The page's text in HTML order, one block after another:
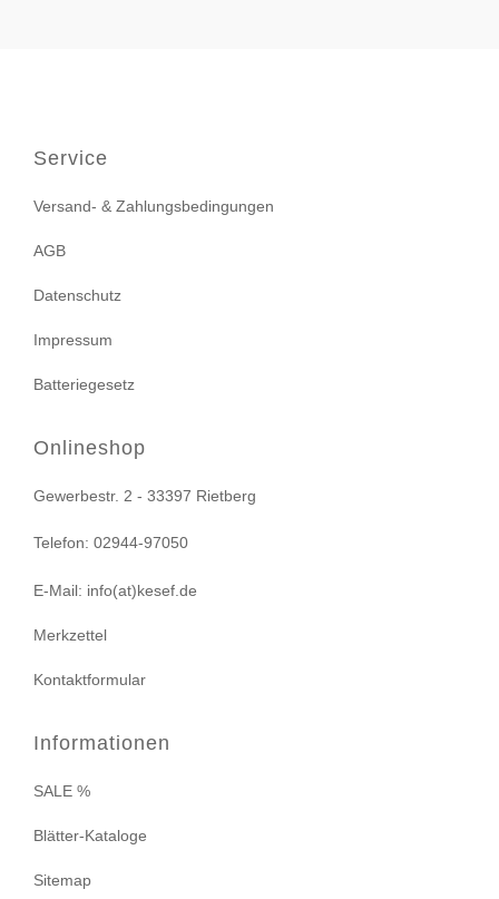
Service
Versand- & Zahlungsbedingungen
AGB
Datenschutz
Impressum
Batteriegesetz
Onlineshop
Gewerbestr. 2 - 33397 Rietberg
Telefon: 02944-97050
E-Mail: info(at)kesef.de
Merkzettel
Kontaktformular
Informationen
SALE %
Blätter-Kataloge
Sitemap